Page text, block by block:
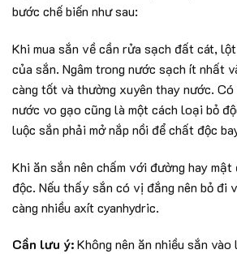
bước chế biến như sau:
Khi mua sắn về cần rửa sạch đất cát,
của sắn. Ngâm trong nước sạch ít nhất
càng tốt và thường xuyên thay nước. Có
nước vo gạo cũng là một cách loại bỏ
luộc sắn phải mở nắp nồi để chất độc
Khi ăn sắn nên chấm với đường hay
độc. Nếu thấy sắn có vị đắng nên bỏ đi
càng nhiều axít cyanhydric.
Cần lưu ý:Không nên ăn nhiều sắn